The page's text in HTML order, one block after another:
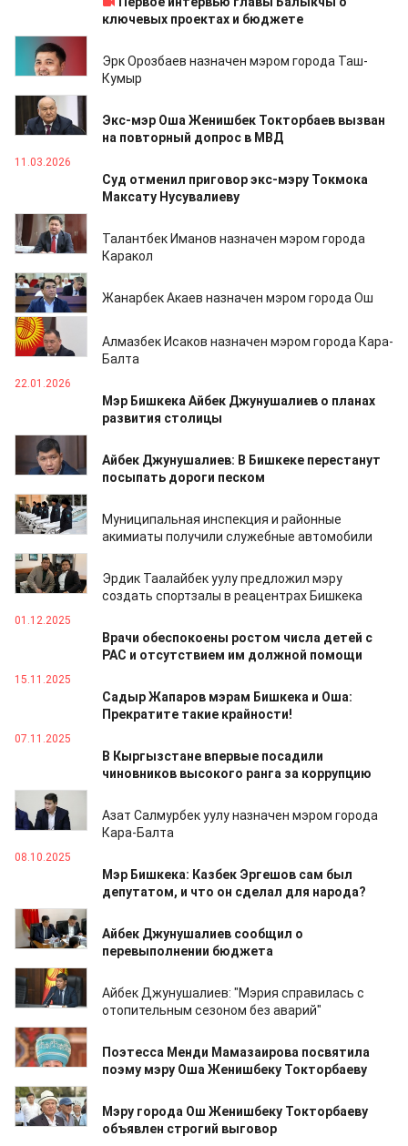
ключевых проектах и бюджете
07.04.2026
Эрк Орозбаев назначен мэром города Таш-
Кумыр
01.04.2026
Экс-мэр Оша Женишбек Токторбаев вызван
на повторный допрос в МВД
11.03.2026
Суд отменил приговор экс-мэру Токмока
Максату Нусувалиеву
10.03.2026
Талантбек Иманов назначен мэром города
Каракол
19.02.2026
Жанарбек Акаев назначен мэром города Ош
05.02.2026
Алмазбек Исаков назначен мэром города Кара-
Балта
22.01.2026
Мэр Бишкека Айбек Джунушалиев о планах
развития столицы
19.01.2026
Айбек Джунушалиев: В Бишкеке перестанут
посыпать дороги песком
29.12.2025
Муниципальная инспекция и районные
акимиаты получили служебные автомобили
18.12.2025
Эрдик Таалайбек уулу предложил мэру
создать спортзалы в реацентрах Бишкека
01.12.2025
Врачи обеспокоены ростом числа детей с
РАС и отсутствием им должной помощи
15.11.2025
Садыр Жапаров мэрам Бишкека и Оша:
Прекратите такие крайности!
07.11.2025
В Кыргызстане впервые посадили
чиновников высокого ранга за коррупцию
15.10.2025
Азат Салмурбек уулу назначен мэром города
Кара-Балта
08.10.2025
Мэр Бишкека: Казбек Эргешов сам был
депутатом, и что он сделал для народа?
07.10.2025
Айбек Джунушалиев сообщил о
перевыполнении бюджета
07.10.2025
Айбек Джунушалиев: "Мэрия справилась с
отопительным сезоном без аварий"
17.09.2025
Поэтесса Менди Мамазаирова посвятила
поэму мэру Оша Женишбеку Токторбаеву
16.09.2025
Мэру города Ош Женишбеку Токторбаеву
объявлен строгий выговор